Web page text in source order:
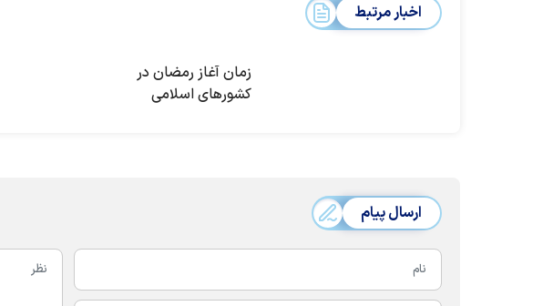
اخبار مرتبط
زمان آغاز رمضان در
کشورهای اسلامی
ارسال پیام